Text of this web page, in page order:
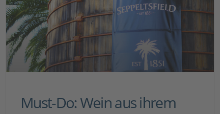
Must-Do: Wein aus ihrem